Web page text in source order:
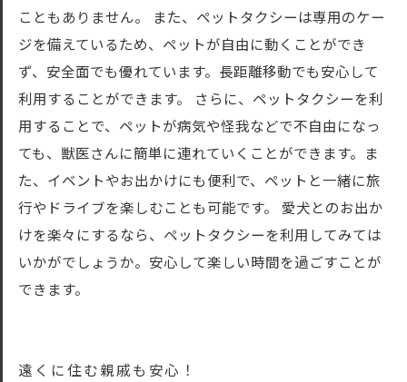
こともありません。 また、ペットタクシーは専用のケー
ジを備えているため、ペットが自由に動くことができ
ず、安全面でも優れています。長距離移動でも安心して
利用することができます。 さらに、ペットタクシーを利
用することで、ペットが病気や怪我などで不自由になっ
ても、獣医さんに簡単に連れていくことができます。ま
た、イベントやお出かけにも便利で、ペットと一緒に旅
行やドライブを楽しむことも可能です。 愛犬とのお出か
けを楽々にするなら、ペットタクシーを利用してみては
いかがでしょうか。安心して楽しい時間を過ごすことが
できます。
遠くに住む親戚も安心！